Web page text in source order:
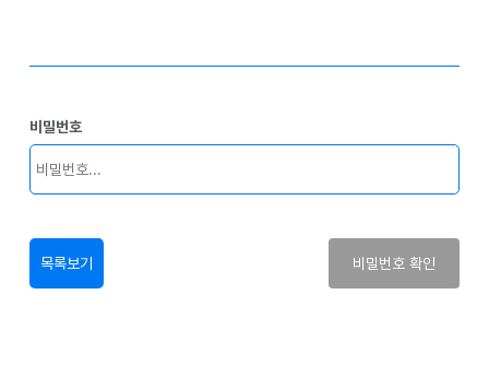
비밀번호
목록보기 비밀번호 확인